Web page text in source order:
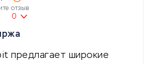
отзыв
0
предлагает широкие